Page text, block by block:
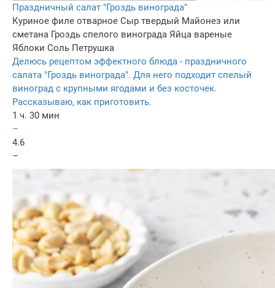
Праздничный салат "Гроздь винограда"
Куриное филе отварное Сыр твердый Майонез или
сметана Гроздь спелого винограда Яйца вареные
Яблоки Соль Петрушка
Делюсь рецептом эффектного блюда - праздничного
салата "Гроздь винограда". Для него подходит спелый
виноград с крупными ягодами и без косточек.
Рассказываю, как приготовить.
1 ч. 30 мин
–
4.6
–